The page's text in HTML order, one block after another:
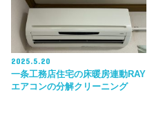
2025.5.20
一条工務店住宅の床暖房連動RAY
エアコンの分解クリーニング